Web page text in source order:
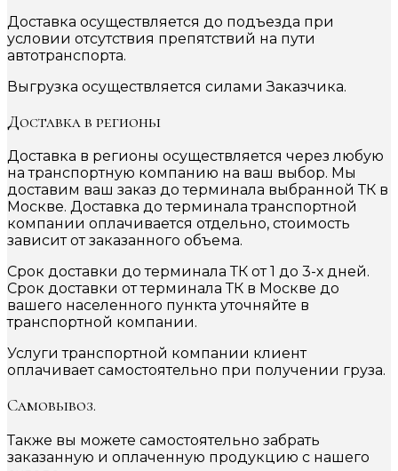
Доставка осуществляется до подъезда при
условии отсутствия препятствий на пути
автотранспорта.
Выгрузка осуществляется силами Заказчика.
Доставка в регионы
Доставка в регионы осуществляется через любую
на транспортную компанию на ваш выбор. Мы
доставим ваш заказ до терминала выбранной ТК в
Москве. Доставка до терминала транспортной
компании оплачивается отдельно, стоимость
зависит от заказанного объема.
Срок доставки до терминала ТК от 1 до 3-х дней.
Срок доставки от терминала ТК в Москве до
вашего населенного пункта уточняйте в
транспортной компании.
Услуги транспортной компании клиент
оплачивает самостоятельно при получении груза.
Самовывоз.
Также вы можете самостоятельно забрать
заказанную и оплаченную продукцию с нашего